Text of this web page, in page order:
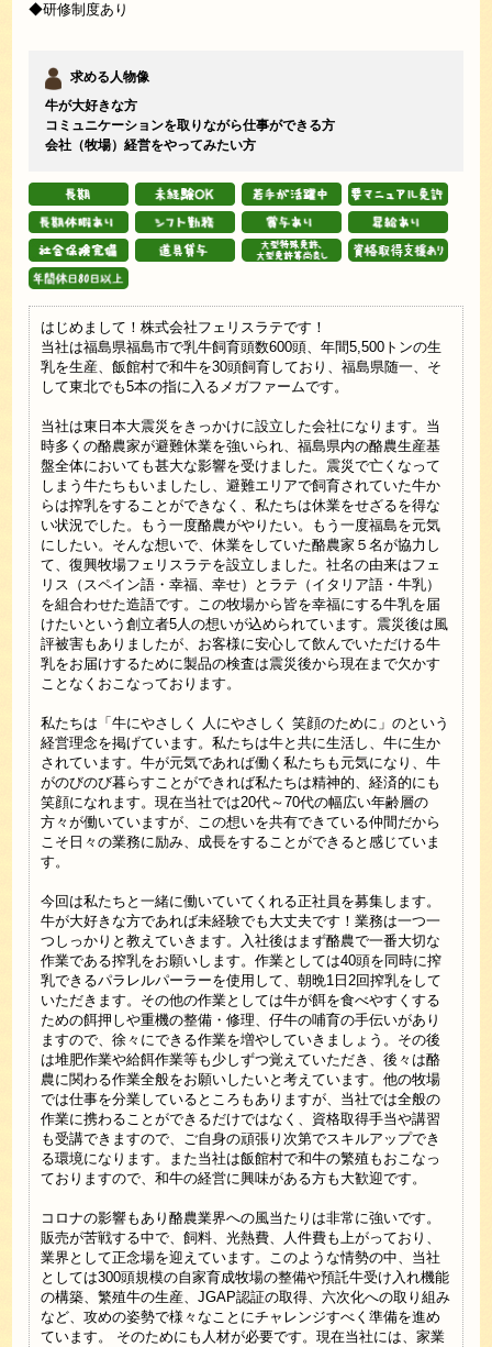
◆研修制度あり
求める人物像
牛が大好きな方
コミュニケーションを取りながら仕事ができる方
会社（牧場）経営をやってみたい方
はじめまして！株式会社フェリスラテです！
当社は福島県福島市で乳牛飼育頭数600頭、年間5,500トンの生
乳を生産、飯館村で和牛を30頭飼育しており、福島県随一、そ
して東北でも5本の指に入るメガファームです。
当社は東日本大震災をきっかけに設立した会社になります。当
時多くの酪農家が避難休業を強いられ、福島県内の酪農生産基
盤全体においても甚大な影響を受けました。震災で亡くなって
しまう牛たちもいましたし、避難エリアで飼育されていた牛か
らは搾乳をすることができなく、私たちは休業をせざるを得な
い状況でした。もう一度酪農がやりたい。もう一度福島を元気
にしたい。そんな想いで、休業をしていた酪農家５名が協力し
て、復興牧場フェリスラテを設立しました。社名の由来はフェ
リス（スペイン語・幸福、幸せ）とラテ（イタリア語・牛乳）
を組合わせた造語です。この牧場から皆を幸福にする牛乳を届
けたいという創立者5人の想いが込められています。震災後は風
評被害もありましたが、お客様に安心して飲んでいただける牛
乳をお届けするために製品の検査は震災後から現在まで欠かす
ことなくおこなっております。
私たちは「牛にやさしく 人にやさしく 笑顔のために」のという
経営理念を掲げています。私たちは牛と共に生活し、牛に生か
されています。牛が元気であれば働く私たちも元気になり、牛
がのびのび暮らすことができれば私たちは精神的、経済的にも
笑顔になれます。現在当社では20代～70代の幅広い年齢層の
方々が働いていますが、この想いを共有できている仲間だから
こそ日々の業務に励み、成長をすることができると感じていま
す。
今回は私たちと一緒に働いていてくれる正社員を募集します。
牛が大好きな方であれば未経験でも大丈夫です！業務は一つ一
つしっかりと教えていきます。入社後はまず酪農で一番大切な
作業である搾乳をお願いします。作業としては40頭を同時に搾
乳できるパラレルパーラーを使用して、朝晩1日2回搾乳をして
いただきます。その他の作業としては牛が餌を食べやすくする
ための餌押しや重機の整備・修理、仔牛の哺育の手伝いがあり
ますので、徐々にできる作業を増やしていきましょう。その後
は堆肥作業や給餌作業等も少しずつ覚えていただき、後々は酪
農に関わる作業全般をお願いしたいと考えています。他の牧場
では仕事を分業しているところもありますが、当社では全般の
作業に携わることができるだけではなく、資格取得手当や講習
も受講できますので、ご自身の頑張り次第でスキルアップでき
る環境になります。また当社は飯館村で和牛の繁殖もおこなっ
ておりますので、和牛の経営に興味がある方も大歓迎です。
コロナの影響もあり酪農業界への風当たりは非常に強いです。
販売が苦戦する中で、飼料、光熱費、人件費も上がっており、
業界として正念場を迎えています。このような情勢の中、当社
としては300頭規模の自家育成牧場の整備や預託牛受け入れ機能
の構築、繁殖牛の生産、JGAP認証の取得、六次化への取り組み
など、攻めの姿勢で様々なことにチャレンジすべく準備を進め
ています。 そのためにも人材が必要です。現在当社には、家業